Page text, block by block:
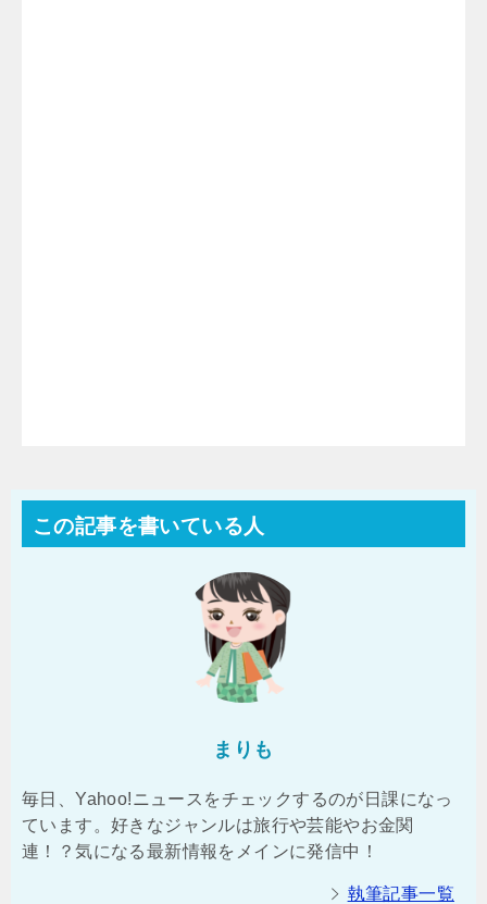
この記事を書いている人
まりも
毎日、Yahoo!ニュースをチェックするのが日課になっ
ています。好きなジャンルは旅行や芸能やお金関
連！？気になる最新情報をメインに発信中！
執筆記事一覧